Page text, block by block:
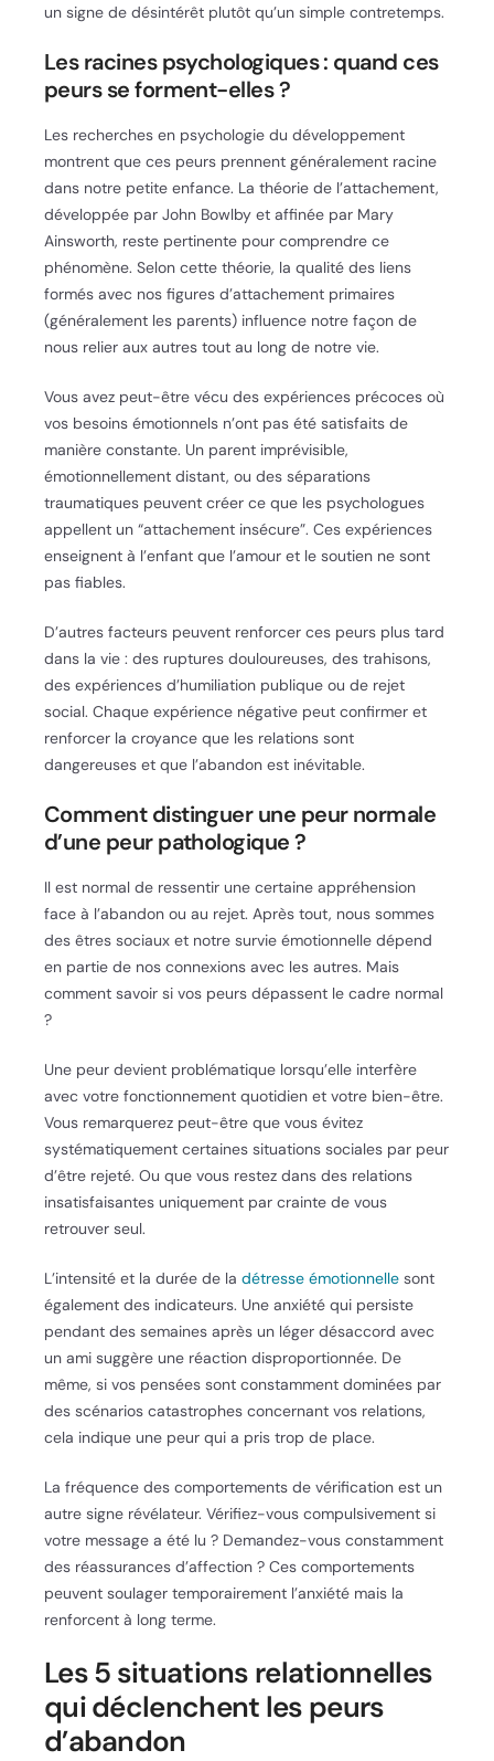
un signe de désintérêt plutôt qu’un simple contretemps.
Les racines psychologiques : quand ces
peurs se forment-elles ?
Les recherches en psychologie du développement
montrent que ces peurs prennent généralement racine
dans notre petite enfance. La théorie de l’attachement,
développée par John Bowlby et affinée par Mary
Ainsworth, reste pertinente pour comprendre ce
phénomène. Selon cette théorie, la qualité des liens
formés avec nos figures d’attachement primaires
(généralement les parents) influence notre façon de
nous relier aux autres tout au long de notre vie.
Vous avez peut-être vécu des expériences précoces où
vos besoins émotionnels n’ont pas été satisfaits de
manière constante. Un parent imprévisible,
émotionnellement distant, ou des séparations
traumatiques peuvent créer ce que les psychologues
appellent un “attachement insécure”. Ces expériences
enseignent à l’enfant que l’amour et le soutien ne sont
pas fiables.
D’autres facteurs peuvent renforcer ces peurs plus tard
dans la vie : des ruptures douloureuses, des trahisons,
des expériences d’humiliation publique ou de rejet
social. Chaque expérience négative peut confirmer et
renforcer la croyance que les relations sont
dangereuses et que l’abandon est inévitable.
Comment distinguer une peur normale
d’une peur pathologique ?
Il est normal de ressentir une certaine appréhension
face à l’abandon ou au rejet. Après tout, nous sommes
des êtres sociaux et notre survie émotionnelle dépend
en partie de nos connexions avec les autres. Mais
comment savoir si vos peurs dépassent le cadre normal
?
Une peur devient problématique lorsqu’elle interfère
avec votre fonctionnement quotidien et votre bien-être.
Vous remarquerez peut-être que vous évitez
systématiquement certaines situations sociales par peur
d’être rejeté. Ou que vous restez dans des relations
insatisfaisantes uniquement par crainte de vous
retrouver seul.
L’intensité et la durée de la détresse émotionnelle sont
également des indicateurs. Une anxiété qui persiste
pendant des semaines après un léger désaccord avec
un ami suggère une réaction disproportionnée. De
même, si vos pensées sont constamment dominées par
des scénarios catastrophes concernant vos relations,
cela indique une peur qui a pris trop de place.
La fréquence des comportements de vérification est un
autre signe révélateur. Vérifiez-vous compulsivement si
votre message a été lu ? Demandez-vous constamment
des réassurances d’affection ? Ces comportements
peuvent soulager temporairement l’anxiété mais la
renforcent à long terme.
Les 5 situations relationnelles
qui déclenchent les peurs
d’abandon